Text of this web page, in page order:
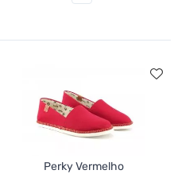
Perky Vermelho